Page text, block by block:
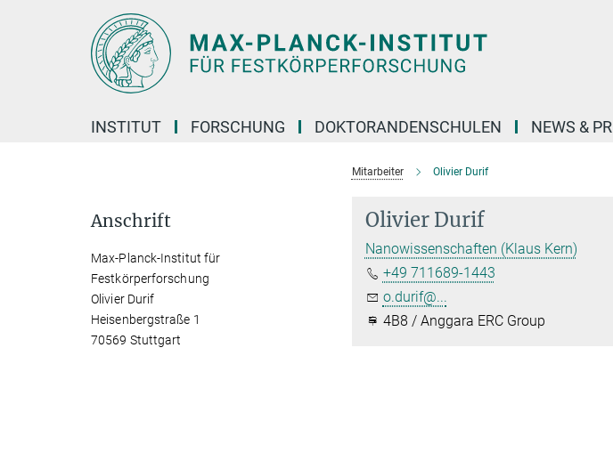
INSTITUT FORSCHUNG DOKTORANDENSCHULEN NEWS & PR
Mitarbeiter Olivier Durif
Olivier Durif
Nanowissenschaften (Klaus Kern)
+49 711689-1443
o.durif@...
4B8 / Anggara ERC Group
Anschrift
Max-Planck-Institut für
Festkörperforschung
Olivier Durif
Heisenbergstraße 1
70569 Stuttgart